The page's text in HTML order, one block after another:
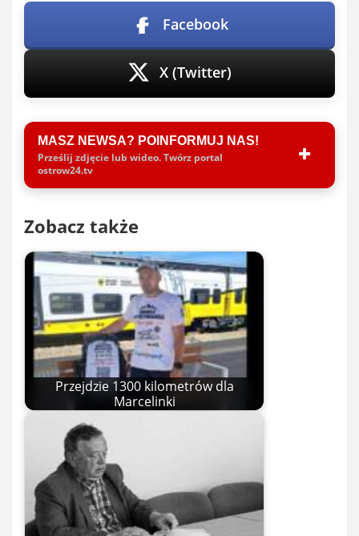
Facebook
X (Twitter)
MASZ NEWSA? POINFORMUJ NAS!
Prześlij zdjęcie lub wideo. Twórz portal
ostrow24.tv
Zobacz także
Przejdzie 1300 kilometrów dla
Marcelinki